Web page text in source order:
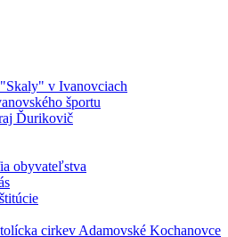
v Ivanovciach
športu
Ďurikovič
obyvateľstva
cirkev Adamovské Kochanovce